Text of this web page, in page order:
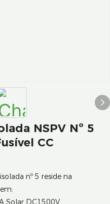
NSPV Nº 5
CC
nº 5 reside na
Solar DC1500V